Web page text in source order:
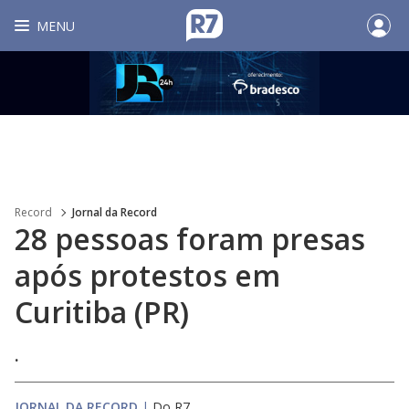
MENU
Record Jornal da Record
28 pessoas foram presas
após protestos em
Curitiba (PR)
.